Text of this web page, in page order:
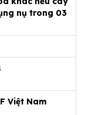
nụ trong 03
Việt Nam